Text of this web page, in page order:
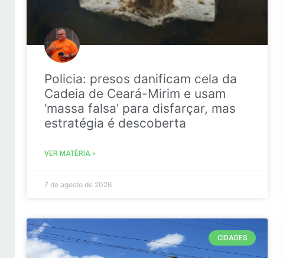
Policia: presos danificam cela da
Cadeia de Ceará-Mirim e usam
‘massa falsa’ para disfarçar, mas
estratégia é descoberta
VER MATÉRIA »
7 de agosto de 2026
CIDADES